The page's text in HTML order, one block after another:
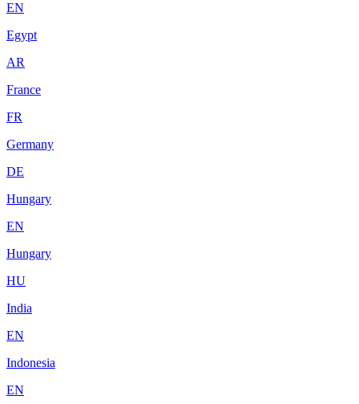
EN
Egypt
AR
France
FR
Germany
DE
Hungary
EN
Hungary
HU
India
EN
Indonesia
EN